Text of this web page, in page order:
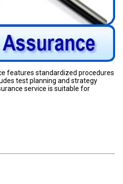
features standardized procedures
test planning and strategy
service is suitable for